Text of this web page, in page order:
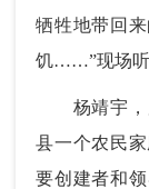
牺牲地带回
饥……”现场听
杨靖宇，原
县一个农民
要创建者和